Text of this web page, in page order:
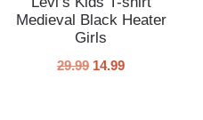
Medieval Black Heater
Girls
29.99 14.99